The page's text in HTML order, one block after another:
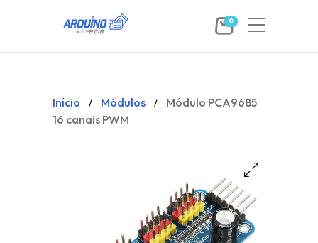
0
Início / Módulos /
Módulo PCA9685
16 canais PWM